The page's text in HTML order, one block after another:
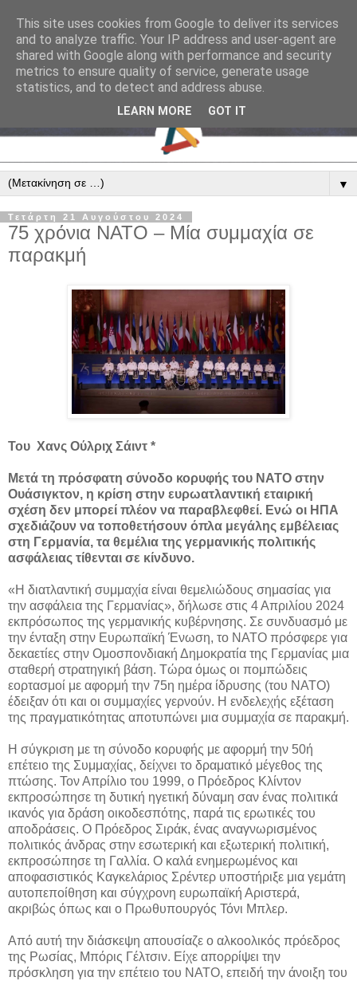
▼
Τετάρτη 21 Αυγούστου 2024
75 χρόνια ΝΑΤΟ – Μία συμμαχία σε
παρακμή
Του Χανς Ούλριχ Σάιντ *
Μετά τη πρόσφατη σύνοδο κορυφής του ΝΑΤΟ στην
Ουάσιγκτον, η κρίση στην ευρωατλαντική εταιρική
σχέση δεν μπορεί πλέον να παραβλεφθεί. Ενώ οι ΗΠΑ
σχεδιάζουν να τοποθετήσουν όπλα μεγάλης εμβέλειας
στη Γερμανία, τα θεμέλια της γερμανικής πολιτικής
ασφάλειας τίθενται σε κίνδυνο.
«Η διατλαντική συμμαχία είναι θεμελιώδους σημασίας για
την ασφάλεια της Γερμανίας», δήλωσε στις 4 Απριλίου 2024
εκπρόσωπος της γερμανικής κυβέρνησης. Σε συνδυασμό με
την ένταξη στην Ευρωπαϊκή Ένωση, το ΝΑΤΟ πρόσφερε για
δεκαετίες στην Ομοσπονδιακή Δημοκρατία της Γερμανίας μια
σταθερή στρατηγική βάση. Τώρα όμως οι πομπώδεις
εορτασμοί με αφορμή την 75η ημέρα ίδρυσης (του ΝΑΤΟ)
έδειξαν ότι και οι συμμαχίες γερνούν. Η ενδελεχής εξέταση
της πραγματικότητας αποτυπώνει μια συμμαχία σε παρακμή.
Η σύγκριση με τη σύνοδο κορυφής με αφορμή την 50ή
επέτειο της Συμμαχίας, δείχνει το δραματικό μέγεθος της
πτώσης. Τον Απρίλιο του 1999, ο Πρόεδρος Κλίντον
εκπροσώπησε τη δυτική ηγετική δύναμη σαν ένας πολιτικά
ικανός για δράση οικοδεσπότης, παρά τις ερωτικές του
αποδράσεις. Ο Πρόεδρος Σιράκ, ένας αναγνωρισμένος
πολιτικός άνδρας στην εσωτερική και εξωτερική πολιτική,
εκπροσώπησε τη Γαλλία. Ο καλά ενημερωμένος και
αποφασιστικός Καγκελάριος Σρέντερ υποστήριξε μια γεμάτη
αυτοπεποίθηση και σύγχρονη ευρωπαϊκή Αριστερά,
ακριβώς όπως και ο Πρωθυπουργός Τόνι Μπλερ.
Από αυτή την διάσκεψη απουσίαζε ο αλκοολικός πρόεδρος
της Ρωσίας, Μπόρις Γέλτσιν. Είχε απορρίψει την
πρόσκληση για την επέτειο του ΝΑΤΟ, επειδή την άνοιξη του
This site uses cookies from Google to deliver its services
and to analyze traffic. Your IP address and user-agent are
shared with Google along with performance and security
metrics to ensure quality of service, generate usage
statistics, and to detect and address abuse.
LEARN MORE GOT IT